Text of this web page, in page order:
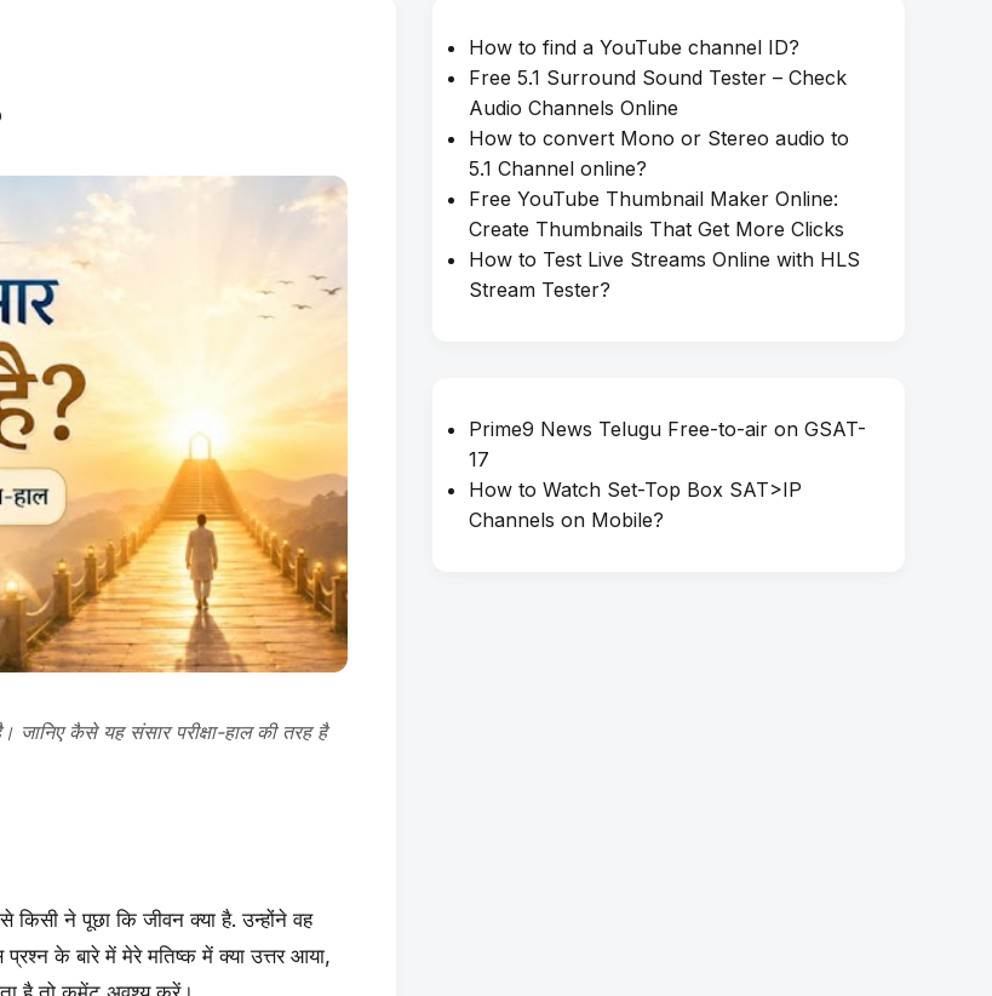
जानिए कैसे यह संसार परीक्षा-हाल की तरह है
ने पूछा कि जीवन क्या है. उन्होंने वह
के बारे में मेरे मतिष्क में क्या उत्तर आया,
How to find a YouTube channel ID?
Free 5.1 Surround Sound Tester – Check
Audio Channels Online
How to convert Mono or Stereo audio to
5.1 Channel online?
Free YouTube Thumbnail Maker Online:
Create Thumbnails That Get More Clicks
How to Test Live Streams Online with HLS
Stream Tester?
Prime9 News Telugu Free-to-air on GSAT-
17
How to Watch Set-Top Box SAT>IP
Channels on Mobile?